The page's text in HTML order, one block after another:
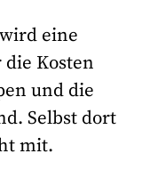
eine
Kosten
und die
Selbst dort
mit.